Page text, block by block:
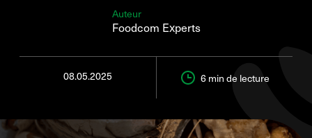
Auteur
Foodcom Experts
08.05.2025 6 min de lecture